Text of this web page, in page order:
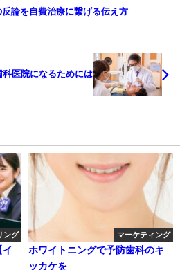
反論を自費治療に繋げる伝え方
医院になるためには
ング
イ
マーケティング
ホワイトニングで予防歯科のキ
ッカケを